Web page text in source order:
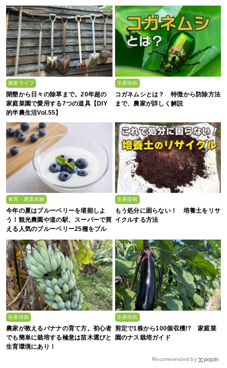
農家ライフ
開墾から日々の除草まで。20年超の
家庭菜園で愛用する7つの道具【DIY
的半農生活Vol.55】
生産技術
コガネムシとは？ 特徴から防除方法
まで、農家が詳しく解説
食育・農業体験
今年の夏はブルーベリーを堪能しよ
う！観光農園や道の駅、スーパーで買
える人気のブルーベリー25種をブル
ーベリー農家の息子が解説
生産技術
もう処分に困らない！ 培養土をリサ
イクルする方法
生産技術
農家が教えるバナナの育て方。初心者
でも簡単に栽培する極意は苗木選びと
生育環境にあり！
生産技術
剪定で1株から100個収穫!? 家庭菜
園のナス栽培ガイド
Recommended by